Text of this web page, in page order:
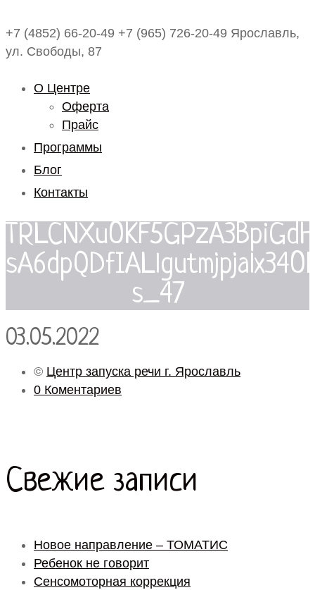
+7 (4852) 66-20-49 +7 (965) 726-20-49 Ярославль,
ул. Свободы, 87
О Центре
Оферта
Прайс
Программы
Блог
Контакты
s_47
03.05.2022
© Центр запуска речи г. Ярославль
0 Коментариев
Свежие записи
Новое направление – ТОМАТИС
Ребенок не говорит
Сенсомоторная коррекция